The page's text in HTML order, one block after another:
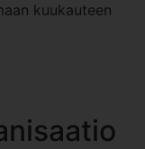
kuukauteen